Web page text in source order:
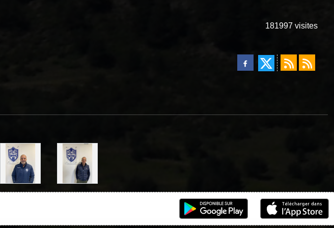
181997 visites